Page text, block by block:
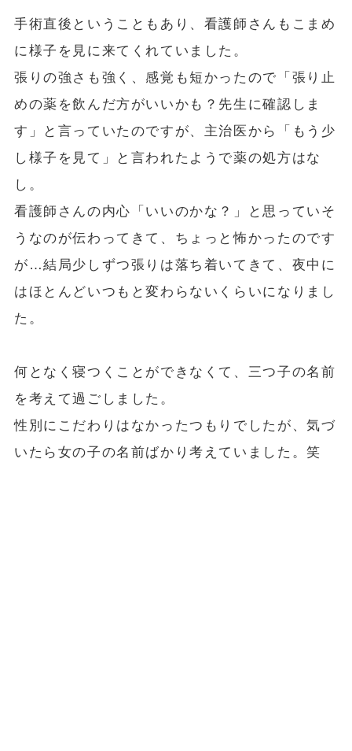
手術直後ということもあり、看護師さんもこまめ
に様子を見に来てくれていました。
張りの強さも強く、感覚も短かったので「張り止
めの薬を飲んだ方がいいかも？先生に確認しま
す」と言っていたのですが、主治医から「もう少
し様子を見て」と言われたようで薬の処方はな
し。
看護師さんの内心「いいのかな？」と思っていそ
うなのが伝わってきて、ちょっと怖かったのです
が…結局少しずつ張りは落ち着いてきて、夜中に
はほとんどいつもと変わらないくらいになりまし
た。
何となく寝つくことができなくて、三つ子の名前
を考えて過ごしました。
性別にこだわりはなかったつもりでしたが、気づ
いたら女の子の名前ばかり考えていました。笑